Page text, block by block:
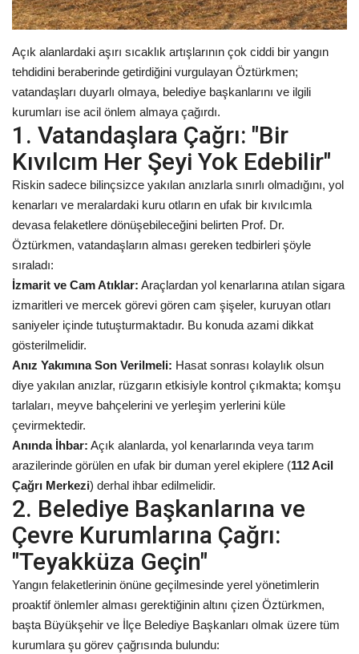
Yaşam
Sağlık
İletişim
Kültür Sanat
Açık alanlardaki aşırı sıcaklık artışlarının çok ciddi bir yangın
tehdidini beraberinde getirdiğini vurgulayan Öztürkmen;
vatandaşları duyarlı olmaya, belediye başkanlarını ve ilgili
kurumları ise acil önlem almaya çağırdı.
1. Vatandaşlara Çağrı: "Bir
Kıvılcım Her Şeyi Yok Edebilir"
Riskin sadece bilinçsizce yakılan anızlarla sınırlı olmadığını, yol
kenarları ve meralardaki kuru otların en ufak bir kıvılcımla
devasa felaketlere dönüşebileceğini belirten Prof. Dr.
Öztürkmen, vatandaşların alması gereken tedbirleri şöyle
sıraladı:
İzmarit ve Cam Atıklar: Araçlardan yol kenarlarına atılan sigara
izmaritleri ve mercek görevi gören cam şişeler, kuruyan otları
saniyeler içinde tutuşturmaktadır. Bu konuda azami dikkat
gösterilmelidir.
Anız Yakımına Son Verilmeli: Hasat sonrası kolaylık olsun
diye yakılan anızlar, rüzgarın etkisiyle kontrol çıkmakta; komşu
tarlaları, meyve bahçelerini ve yerleşim yerlerini küle
çevirmektedir.
Anında İhbar: Açık alanlarda, yol kenarlarında veya tarım
arazilerinde görülen en ufak bir duman yerel ekiplere (112 Acil
Çağrı Merkezi) derhal ihbar edilmelidir.
2. Belediye Başkanlarına ve
Çevre Kurumlarına Çağrı:
"Teyakküza Geçin"
Yangın felaketlerinin önüne geçilmesinde yerel yönetimlerin
proaktif önlemler alması gerektiğinin altını çizen Öztürkmen,
başta Büyükşehir ve İlçe Belediye Başkanları olmak üzere tüm
kurumlara şu görev çağrısında bulundu: